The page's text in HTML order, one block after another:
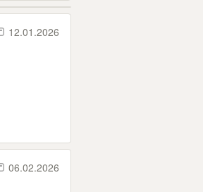
12.01.2026
06.02.2026